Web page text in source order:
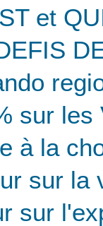
et
sur les
à la
sur la
sur